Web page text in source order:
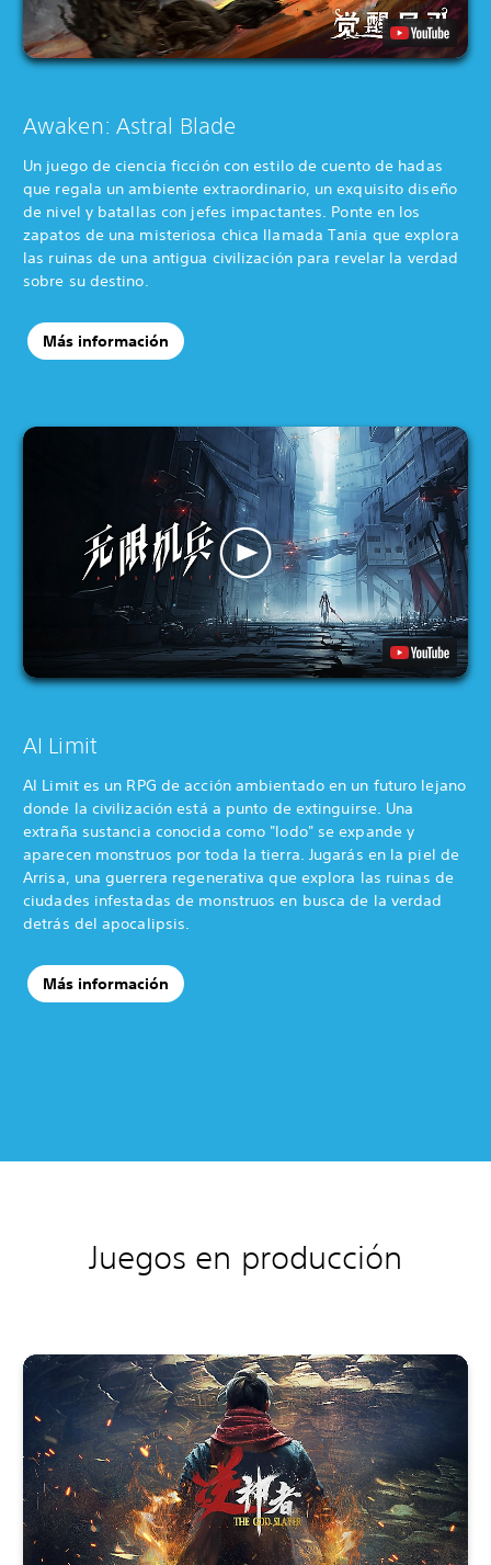
Awaken: Astral Blade
Un juego de ciencia ficción con estilo de cuento de hadas
que regala un ambiente extraordinario, un exquisito diseño
de nivel y batallas con jefes impactantes. Ponte en los
zapatos de una misteriosa chica llamada Tania que explora
las ruinas de una antigua civilización para revelar la verdad
sobre su destino.
Más información
AI Limit
AI Limit es un RPG de acción ambientado en un futuro lejano
donde la civilización está a punto de extinguirse. Una
extraña sustancia conocida como "lodo" se expande y
aparecen monstruos por toda la tierra. Jugarás en la piel de
Arrisa, una guerrera regenerativa que explora las ruinas de
ciudades infestadas de monstruos en busca de la verdad
detrás del apocalipsis.
Más información
Juegos en producción